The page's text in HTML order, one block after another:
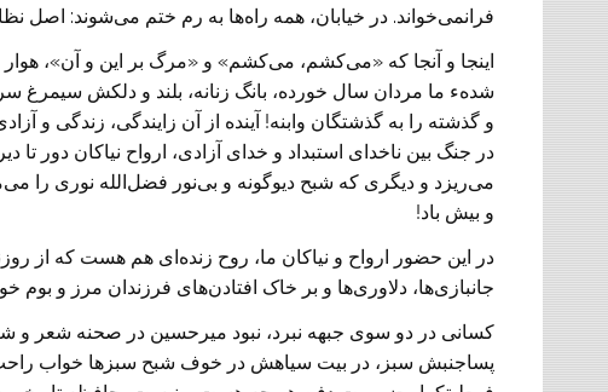
فرانمی‌‌خواند. در خیابان، همه راه‌ها به رم ختم می‌شوند: اصل
اینجا و آنجا که «می‌کشم، می‌کشم» و «مرگ بر این و آن»،
شدهء ما مردان سال خورده، بانگ‌ زنانه، بلند و دلکش
و گذشته را به گذشتگان وابنه! آینده از آن زایندگی، زندگی و
در جنگ بین ناخدای استبداد و ‌‌خدای آزادی، ارواح نیاکان دور
می‌ریزد و دیگری که شبح دیوگونه و بی‌نور فضل‌الله نوری را
و بیش باد!
در این حضور ارواح و نیاکان ما، روح زنده‌ای هم هست که از
جانبازی‌ها، دلاوری‌ها و بر خاک افتادن‌های فرزندان مرز و
کسانی در دو سوی جبهه نبرد، نبود میرحسین در صحنه شعر و
پساجنبش سبز، در بیت سیاهش در خوف شبح سبز‌ها خواب راحت